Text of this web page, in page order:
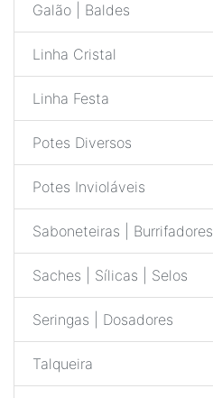
Galão | Baldes
Linha Cristal
Linha Festa
Potes Diversos
Potes Invioláveis
Saboneteiras | Burrifadores
Saches | Sílicas | Selos
Seringas | Dosadores
Talqueira